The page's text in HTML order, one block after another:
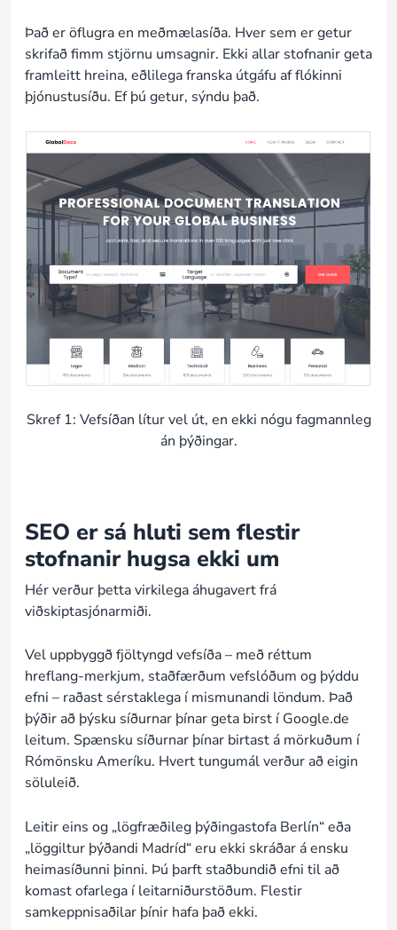
Það er öflugra en meðmælasíða. Hver sem er getur
skrifað fimm stjörnu umsagnir. Ekki allar stofnanir geta
framleitt hreina, eðlilega franska útgáfu af flókinni
þjónustusíðu. Ef þú getur, sýndu það.
Skref 1: Vefsíðan lítur vel út, en ekki nógu fagmannleg
án þýðingar.
SEO er sá hluti sem flestir
stofnanir hugsa ekki um
Hér verður þetta virkilega áhugavert frá
viðskiptasjónarmiði.
Vel uppbyggð fjöltyngd vefsíða – með réttum
hreflang-merkjum, staðfærðum vefslóðum og þýddu
efni – raðast sérstaklega í mismunandi löndum. Það
þýðir að þýsku síðurnar þínar geta birst í Google.de
leitum. Spænsku síðurnar þínar birtast á mörkuðum í
Rómönsku Ameríku. Hvert tungumál verður að eigin
söluleið.
Leitir eins og „lögfræðileg þýðingastofa Berlín“ eða
„löggiltur þýðandi Madríd“ eru ekki skráðar á ensku
heimasíðunni þinni. Þú þarft staðbundið efni til að
komast ofarlega í leitarniðurstöðum. Flestir
samkeppnisaðilar þínir hafa það ekki.